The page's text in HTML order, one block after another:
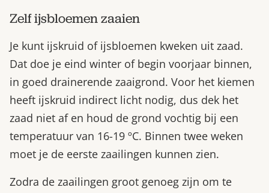
Zelf ijsbloemen zaaien
Je kunt ijskruid of ijsbloemen kweken uit zaad.
Dat doe je eind winter of begin voorjaar binnen,
in goed drainerende zaaigrond. Voor het kiemen
heeft ijskruid indirect licht nodig, dus dek het
zaad niet af en houd de grond vochtig bij een
temperatuur van 16-19 ºC. Binnen twee weken
moet je de eerste zaailingen kunnen zien.
Zodra de zaailingen groot genoeg zijn om te